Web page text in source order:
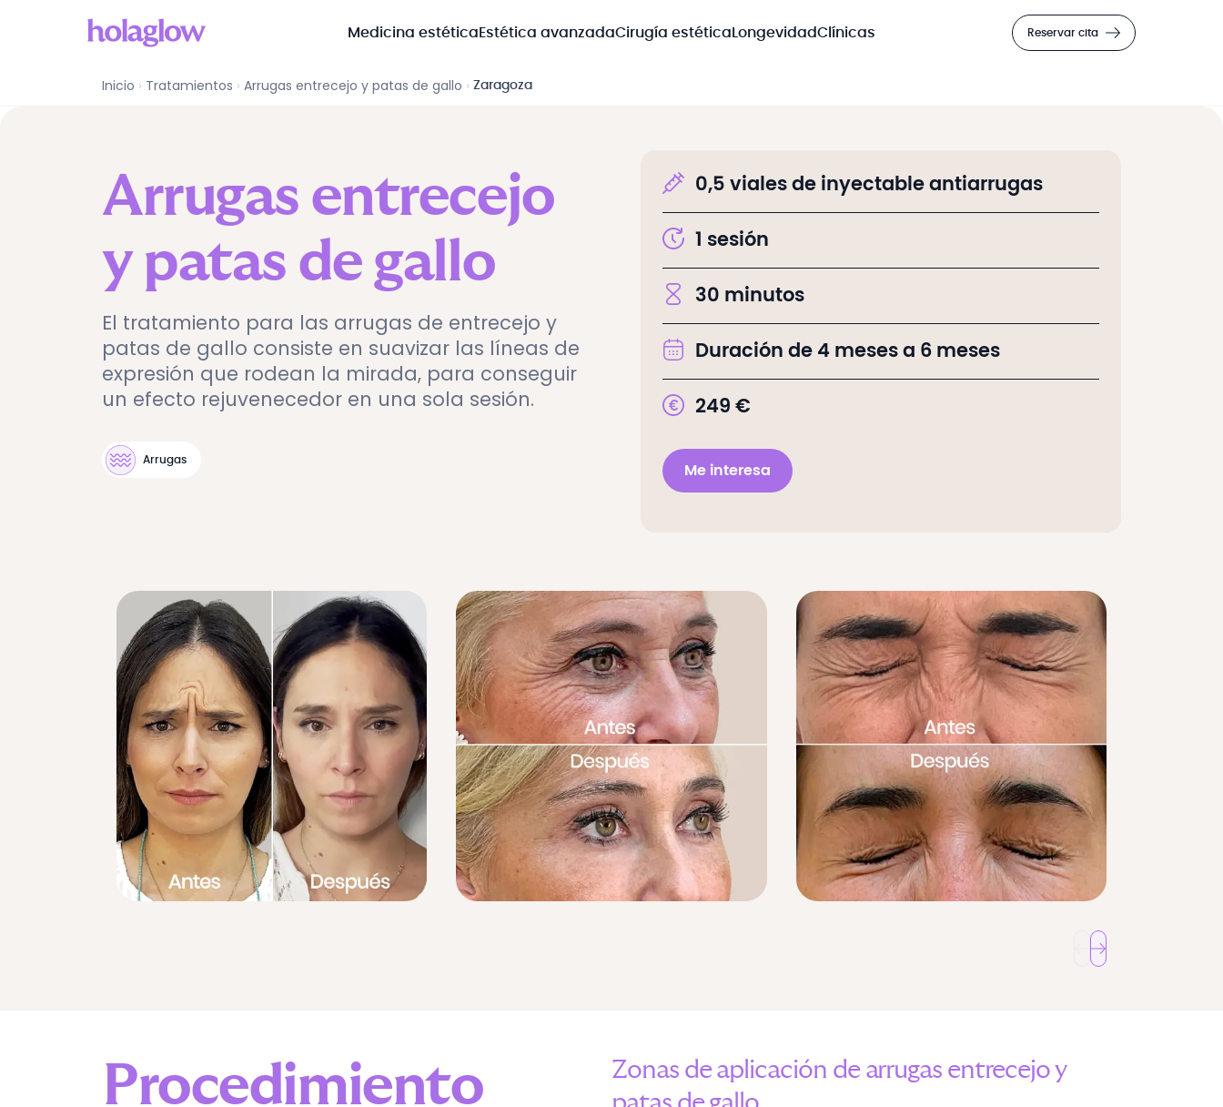
Medicina estética Estética avanzadaCirugía estética LongevidadClínicas Reservar cita
Arrugas entrecejo y patas de gallo
Inicio › Tratamientos › Arrugas entrecejo y patas de gallo › Zaragoza
Arrugas entrecejo
y patas de gallo
El tratamiento para las arrugas de entrecejo y
patas de gallo consiste en suavizar las líneas de
expresión que rodean la mirada, para conseguir
un efecto rejuvenecedor en una sola sesión.
Arrugas
0,5 viales de inyectable antiarrugas
1 sesión
30 minutos
Duración de 4 meses a 6 meses
249 €
Me interesa
Procedimiento
Zonas de aplicación de arrugas entrecejo y